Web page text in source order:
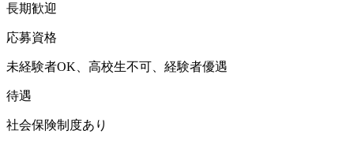
長期歓迎
応募資格
未経験者OK、高校生不可、経験者優遇
待遇
社会保険制度あり